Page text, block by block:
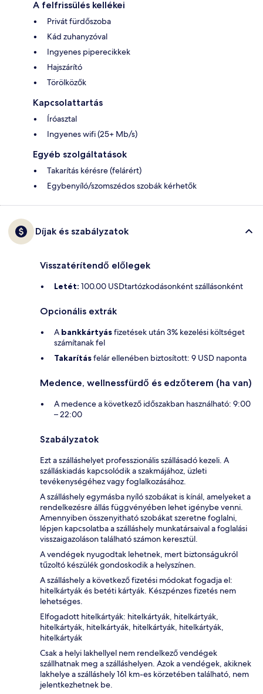
A felfrissülés kellékei
Privát fürdőszoba
Kád zuhanyzóval
Ingyenes piperecikkek
Hajszárító
Törölközők
Kapcsolattartás
Íróasztal
Ingyenes wifi (25+ Mb/s)
Egyéb szolgáltatások
Takarítás kérésre (felárért)
Egybenyíló/szomszédos szobák kérhetők
Díjak és szabályzatok
Visszatérítendő előlegek
Letét: 100.00 USDtartózkodásonként szállásonként
Opcionális extrák
A bankkártyásfizetések után 3% kezelési költséget
számítanak fel
Takarításfelár ellenében biztosított: 9 USD naponta
Medence, wellnessfürdő és edzőterem (ha van)
A medence a következő időszakban használható: 9:00
– 22:00
Szabályzatok
Ezt a szálláshelyet professzionális szállásadó kezeli. A
szálláskiadás kapcsolódik a szakmájához, üzleti
tevékenységéhez vagy foglalkozásához.
A szálláshely egymásba nyíló szobákat is kínál, amelyeket a
rendelkezésre állás függvényében lehet igénybe venni.
Amennyiben összenyitható szobákat szeretne foglalni,
lépjen kapcsolatba a szálláshely munkatársaival a foglalási
visszaigazoláson található számon keresztül.
A vendégek nyugodtak lehetnek, mert biztonságukról
tűzoltó készülék gondoskodik a helyszínen.
A szálláshely a következő fizetési módokat fogadja el:
hitelkártyák és betéti kártyák. Készpénzes fizetés nem
lehetséges.
Elfogadott hitelkártyák: hitelkártyák, hitelkártyák,
hitelkártyák, hitelkártyák, hitelkártyák, hitelkártyák,
hitelkártyák
Csak a helyi lakhellyel nem rendelkező vendégek
szállhatnak meg a szálláshelyen. Azok a vendégek, akiknek
lakhelye a szálláshely 161 km-es körzetében található, nem
jelentkezhetnek be.